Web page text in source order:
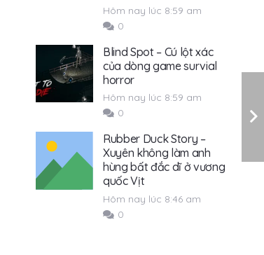
Hôm nay lúc 8:59 am
0
Blind Spot – Cú lột xác
của dòng game survial
horror
Hôm nay lúc 8:59 am
0
Rubber Duck Story –
Xuyên không làm anh
hùng bất đắc dĩ ở vương
quốc Vịt
Hôm nay lúc 8:46 am
0